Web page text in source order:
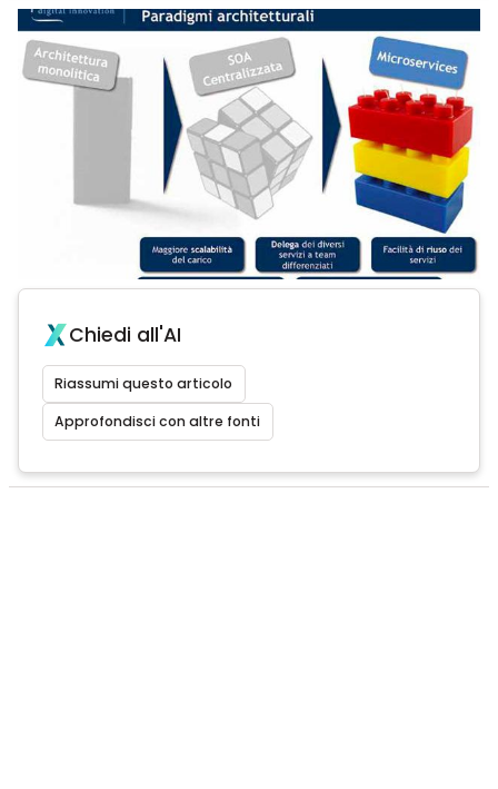
Chiedi all'AI
Riassumi questo articolo
Approfondisci con altre fonti